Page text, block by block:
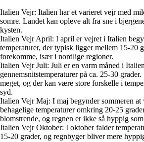
Italien Vejr: Italien har et varieret vejr med
somre. Landet kan opleve alt fra sne i
kysten.
Italien Vejr April: I april er vejret i Italien
temperaturer, der typisk ligger mellem 15-20
forekomme, især i nordlige regioner.
Italien Vejr Juli: Juli er en varm måned i
gennemsnitstemperaturer på ca. 25-30
meget, og der kan være store forskelle i
syd.
Italien Vejr Maj: I maj begynder sommeren at
behagelige temperaturer omkring 20-25
blomstrende, og regnen er ikke så hyppig
Italien Vejr Oktober: I oktober falder
15-20 grader, og regnbyger bliver mere